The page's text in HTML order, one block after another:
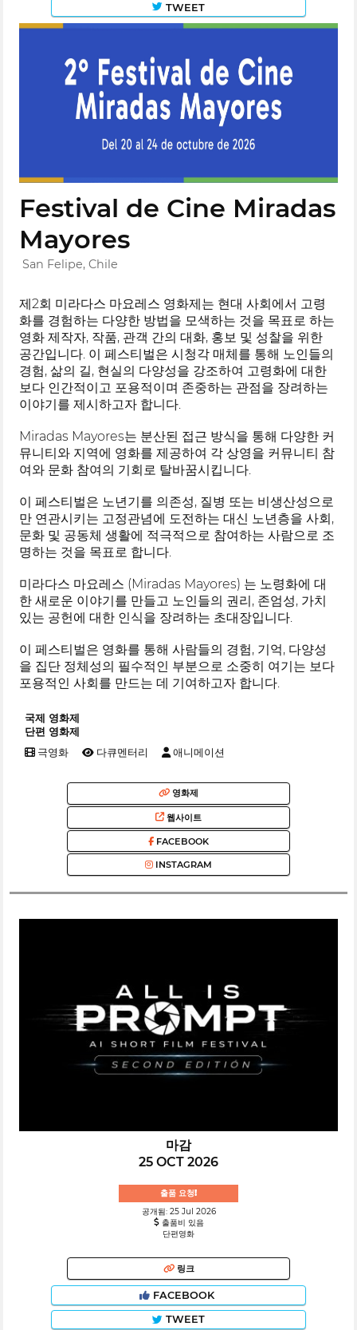
TWEET
Festival de Cine Miradas
Mayores
San Felipe, Chile
제2회 미라다스 마요레스 영화제는 현대 사회에서 고령
화를 경험하는 다양한 방법을 모색하는 것을 목표로 하는
영화 제작자, 작품, 관객 간의 대화, 홍보 및 성찰을 위한
공간입니다. 이 페스티벌은 시청각 매체를 통해 노인들의
경험, 삶의 길, 현실의 다양성을 강조하여 고령화에 대한
보다 인간적이고 포용적이며 존중하는 관점을 장려하는
이야기를 제시하고자 합니다.
Miradas Mayores는 분산된 접근 방식을 통해 다양한 커
뮤니티와 지역에 영화를 제공하여 각 상영을 커뮤니티 참
여와 문화 참여의 기회로 탈바꿈시킵니다.
이 페스티벌은 노년기를 의존성, 질병 또는 비생산성으로
만 연관시키는 고정관념에 도전하는 대신 노년층을 사회,
문화 및 공동체 생활에 적극적으로 참여하는 사람으로 조
명하는 것을 목표로 합니다.
미라다스 마요레스 (Miradas Mayores) 는 노령화에 대
한 새로운 이야기를 만들고 노인들의 권리, 존엄성, 가치
있는 공헌에 대한 인식을 장려하는 초대장입니다.
이 페스티벌은 영화를 통해 사람들의 경험, 기억, 다양성
을 집단 정체성의 필수적인 부분으로 소중히 여기는 보다
포용적인 사회를 만드는 데 기여하고자 합니다.
국제 영화제
단편 영화제
극영화 다큐멘터리 애니메이션
영화제
웹사이트
FACEBOOK
INSTAGRAM
마감
25 OCT 2026
출품 요청!
공개됨: 25 Jul 2026
출품비 있음
단편영화
링크
FACEBOOK
TWEET